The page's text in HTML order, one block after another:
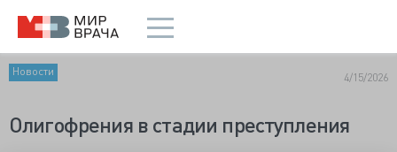
Новости 4/15/2026
Олигофрения в стадии преступления